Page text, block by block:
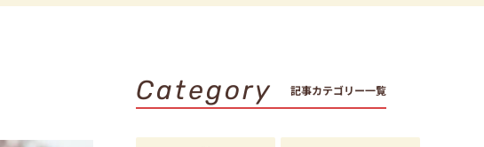
Category 記事カテゴリー一覧